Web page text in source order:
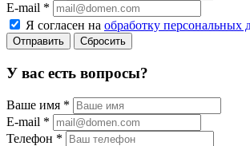
E-mail *
Я согласен на обработку персональных
Сбросить
У вас есть вопросы?
Ваше имя *
E-mail *
Телефон *